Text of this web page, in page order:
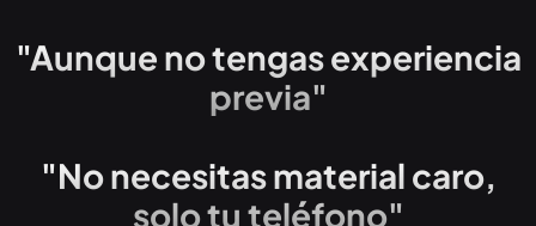
"Aunque no tengas experiencia
previa"
"No necesitas material caro,
solo tu teléfono"